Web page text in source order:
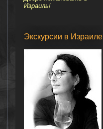
Израиль!
Экскурсии в Израиле